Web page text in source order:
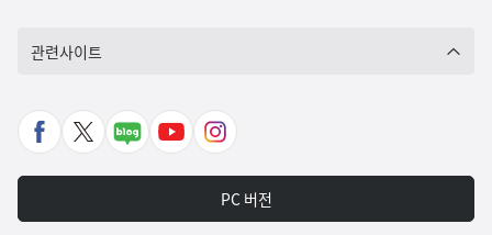
관련사이트
페
북
X
가
네
포
유
바
인
타
그
PC 버전